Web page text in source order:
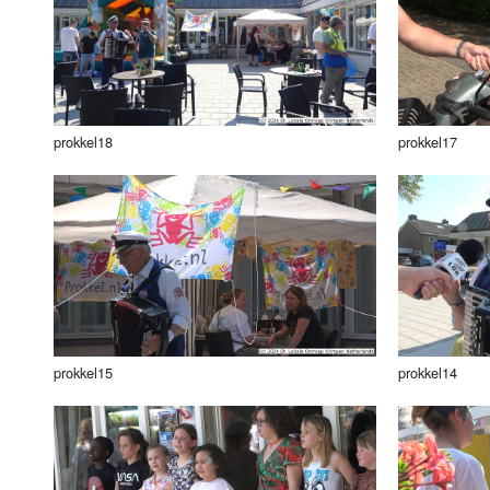
Donderdag
Vrijdag
Zondag
Luister LOK Live
LOK schijf
prokkel18 prokkel17
prokkel15 prokkel14